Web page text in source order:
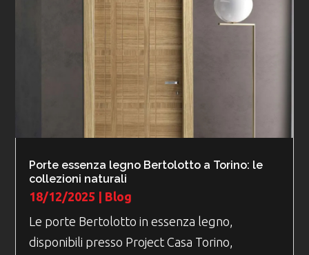
Porte essenza legno Bertolotto a Torino: le
collezioni naturali
18/12/2025
Blog
Le porte Bertolotto in essenza legno,
disponibili presso Project Casa Torino,